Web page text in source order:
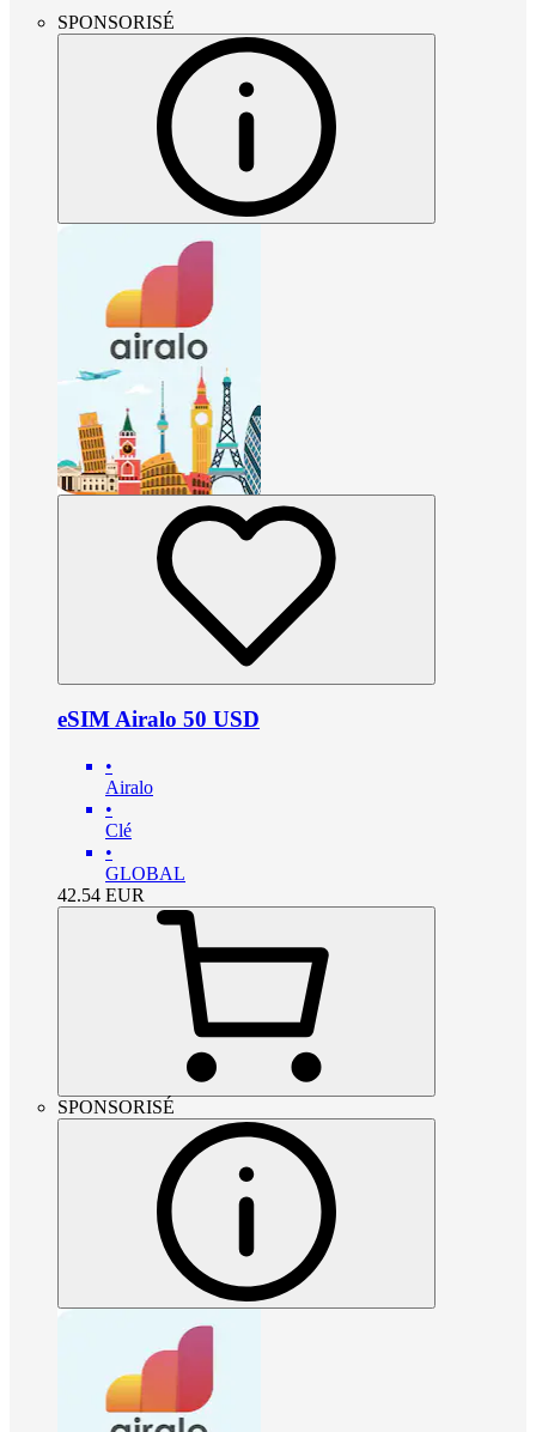
SPONSORISÉ
eSIM Airalo 50 USD
•
Airalo
•
Clé
•
GLOBAL
42.54 EUR
SPONSORISÉ